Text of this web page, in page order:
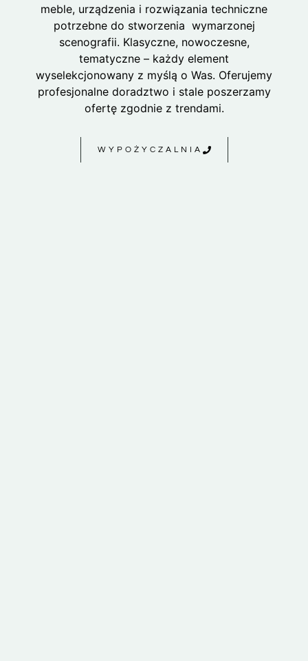
meble, urządzenia i rozwiązania techniczne
potrzebne do stworzenia wymarzonej
scenografii. Klasyczne, nowoczesne,
tematyczne – każdy element
wyselekcjonowany z myślą o Was. Oferujemy
profesjonalne doradztwo i stale poszerzamy
ofertę zgodnie z trendami.
WYPOŻYCZALNIA